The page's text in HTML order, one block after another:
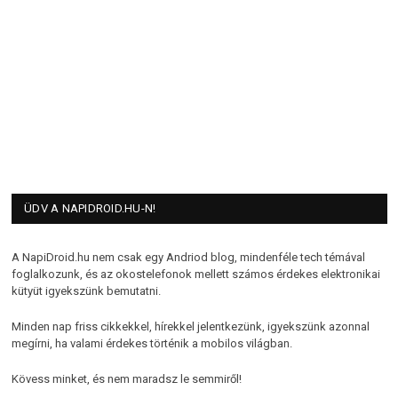
ÜDV A NAPIDROID.HU-N!
A NapiDroid.hu nem csak egy Andriod blog, mindenféle tech témával
foglalkozunk, és az okostelefonok mellett számos érdekes elektronikai
kütyüt igyekszünk bemutatni.
Minden nap friss cikkekkel, hírekkel jelentkezünk, igyekszünk azonnal
megírni, ha valami érdekes történik a mobilos világban.
Kövess minket, és nem maradsz le semmiről!